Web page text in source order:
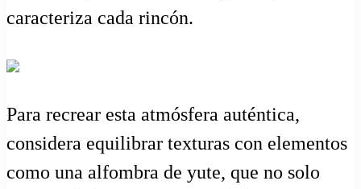
caracteriza cada rincón.
Para recrear esta atmósfera auténtica,
considera equilibrar texturas con elementos
como una alfombra de yute, que no solo